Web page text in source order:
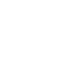
Абонирайте се за
biznesidei.bg и